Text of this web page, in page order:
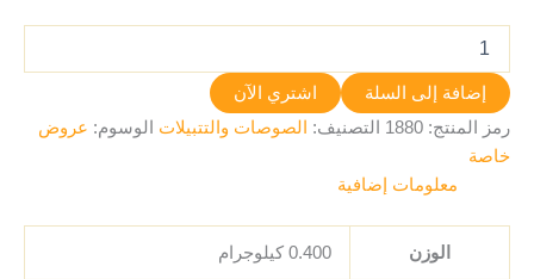
إضافة إلى السلة
اشتري الآن
رمز المنتج: 1880 التصنيف: الصوصات والتتبيلات الوسوم: عروض
خاصة
معلومات إضافية
الوزن 0.400 كيلوجرام